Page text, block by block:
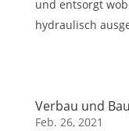
und entsorgt
hydraulisch
Verbau und
Feb. 26, 2021